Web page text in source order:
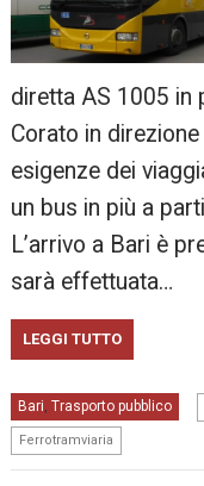
diretta AS 1005 in
Corato in
esigenze dei
un bus in più a
L’arrivo a Bari è
sarà effettuata…
LEGGI TUTTO
Bari,Trasporto pubblico
Ferrotramviaria